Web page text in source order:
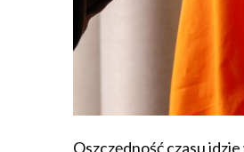
Oszczędność czasu